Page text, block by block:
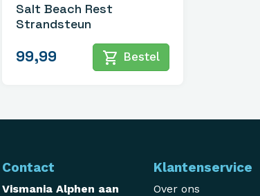
Salt Beach Rest
Strandsteun
99,99 shopping_cart Bestel
Contact
Vismania Alphen aan
Klantenservice
Over ons